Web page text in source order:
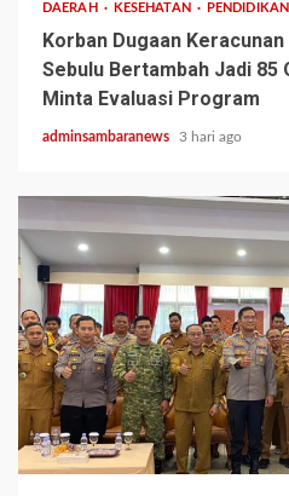
DAERAH KESEHATAN PENDIDIKAN
Korban Dugaan
Sebulu Bertambah Jadi 85
Minta Evaluasi Program
adminsambaranews 3 hari ago
2 min read